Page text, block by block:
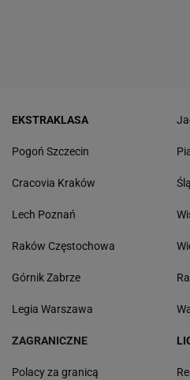
EKSTRAKLASA
Pogoń Szczecin
Cracovia Kraków
Lech Poznań
Raków Częstochowa
Górnik Zabrze
Legia Warszawa
ZAGRANICZNE
Polacy za granicą